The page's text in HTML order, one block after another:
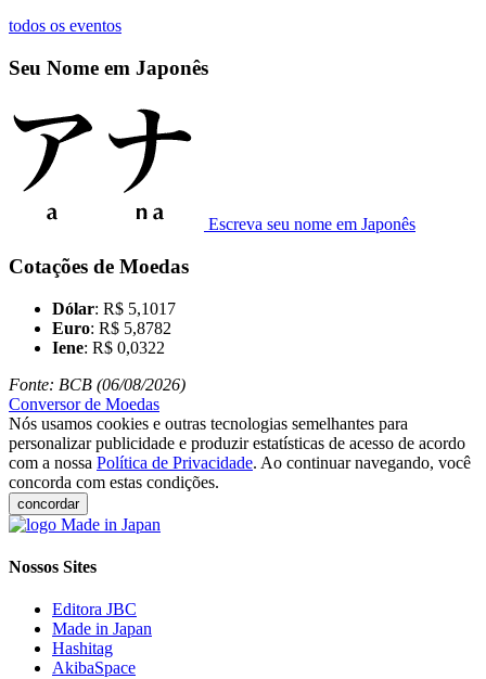
todos os eventos
Seu Nome em Japonês
Escreva seu nome em Japonês
Cotações de Moedas
Dólar: R$ 5,1017
Euro: R$ 5,8782
Iene: R$ 0,0322
Fonte: BCB (06/08/2026)
Conversor de Moedas
Nós usamos cookies e outras tecnologias semelhantes para
personalizar publicidade e produzir estatísticas de acesso de acordo
com a nossa Política de Privacidade. Ao continuar navegando, você
concorda com estas condições.
concordar
Nossos Sites
Editora JBC
Made in Japan
Hashitag
AkibaSpace